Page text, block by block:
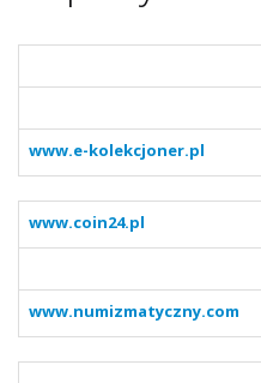
www.e-kolekcjoner.pl
www.coin24.pl
www.numizmatyczny.com